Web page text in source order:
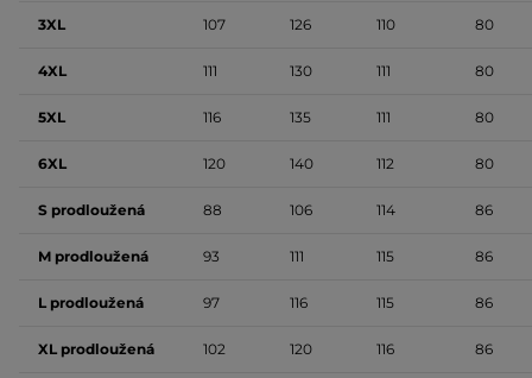
3XL 107 126 110 80
4XL 111 130 111 80
5XL 116 135 111 80
6XL 120 140 112 80
S prodloužená 88 106 114 86
M prodloužená 93 111 115 86
L prodloužená 97 116 115 86
XL prodloužená 102 120 116 86